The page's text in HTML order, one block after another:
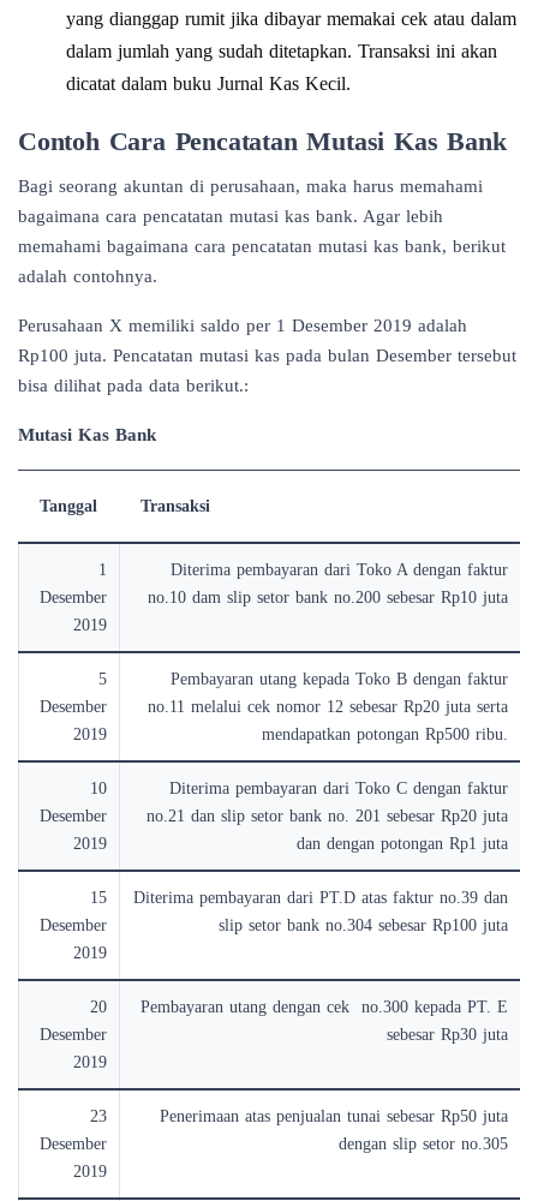
yang dianggap rumit jika dibayar memakai cek atau dalam
dalam jumlah yang sudah ditetapkan. Transaksi ini akan
dicatat dalam buku Jurnal Kas Kecil.
Contoh Cara Pencatatan Mutasi Kas Bank
Bagi seorang akuntan di perusahaan, maka harus memahami
bagaimana cara pencatatan mutasi kas bank. Agar lebih
memahami bagaimana cara pencatatan mutasi kas bank, berikut
adalah contohnya.
Perusahaan X memiliki saldo per 1 Desember 2019 adalah
Rp100 juta. Pencatatan mutasi kas pada bulan Desember tersebut
bisa dilihat pada data berikut.:
Mutasi Kas Bank
Tanggal Transaksi
1
Desember
2019
Diterima pembayaran dari Toko A dengan faktur
no.10 dam slip setor bank no.200 sebesar Rp10 juta
5
Desember
2019
Pembayaran utang kepada Toko B dengan faktur
no.11 melalui cek nomor 12 sebesar Rp20 juta serta
mendapatkan potongan Rp500 ribu.
10
Desember
2019
Diterima pembayaran dari Toko C dengan faktur
no.21 dan slip setor bank no. 201 sebesar Rp20 juta
dan dengan potongan Rp1 juta
15
Desember
2019
Diterima pembayaran dari PT.D atas faktur no.39 dan
slip setor bank no.304 sebesar Rp100 juta
20
Desember
2019
Pembayaran utang dengan cek no.300 kepada PT. E
sebesar Rp30 juta
23
Desember
2019
Penerimaan atas penjualan tunai sebesar Rp50 juta
dengan slip setor no.305